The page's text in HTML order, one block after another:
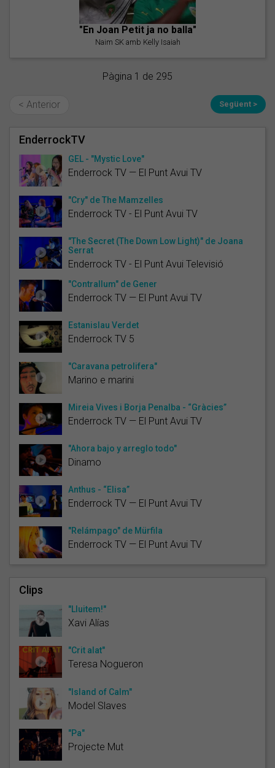
"En Joan Petit ja no balla"
Naim SK amb Kelly Isaiah
Pàgina 1 de 295
< Anterior Següent >
EnderrockTV
GEL - "Mystic Love"
Enderrock TV — El Punt Avui TV
"Cry" de The Mamzelles
Enderrock TV - El Punt Avui TV
"The Secret (The Down Low Light)" de Joana
Serrat
Enderrock TV - El Punt Avui Televisió
"Contrallum" de Gener
Enderrock TV — El Punt Avui TV
Estanislau Verdet
Enderrock TV 5
"Caravana petrolifera"
Marino e marini
Mireia Vives i Borja Penalba - “Gràcies”
Enderrock TV — El Punt Avui TV
"Ahora bajo y arreglo todo"
Dinamo
Anthus - “Elisa”
Enderrock TV — El Punt Avui TV
"Relámpago" de Mürfila
Enderrock TV — El Punt Avui TV
Clips
"Lluitem!"
Xavi Alías
"Crit alat"
Teresa Nogueron
"Island of Calm"
Model Slaves
"Pa"
Projecte Mut